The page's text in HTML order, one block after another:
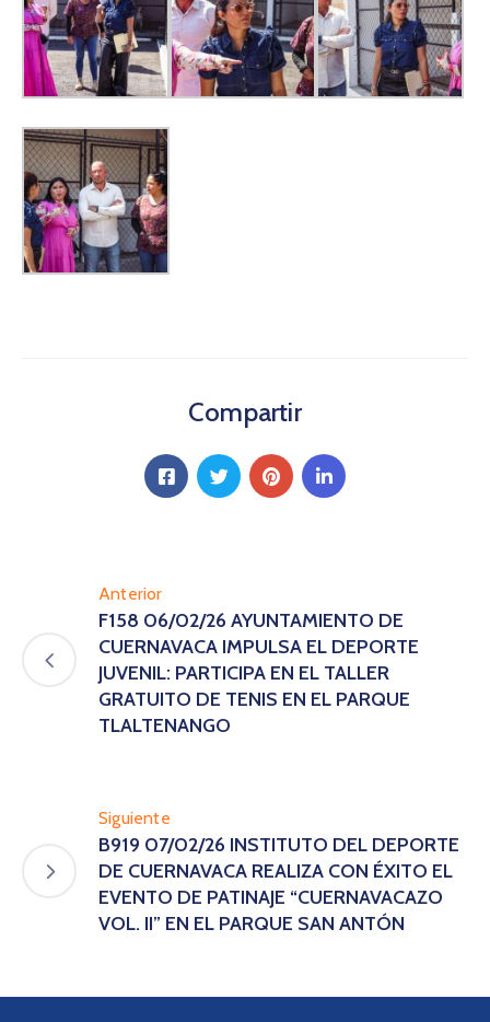
Compartir
Anterior
F158 06/02/26 AYUNTAMIENTO DE
CUERNAVACA IMPULSA EL DEPORTE
JUVENIL: PARTICIPA EN EL TALLER
GRATUITO DE TENIS EN EL PARQUE
TLALTENANGO
Siguiente
B919 07/02/26 INSTITUTO DEL DEPORTE
DE CUERNAVACA REALIZA CON ÉXITO EL
EVENTO DE PATINAJE “CUERNAVACAZO
VOL. II” EN EL PARQUE SAN ANTÓN